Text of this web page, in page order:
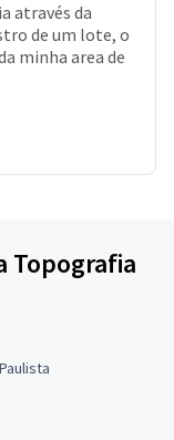
através da
de um lote, o
minha area de
Topografia